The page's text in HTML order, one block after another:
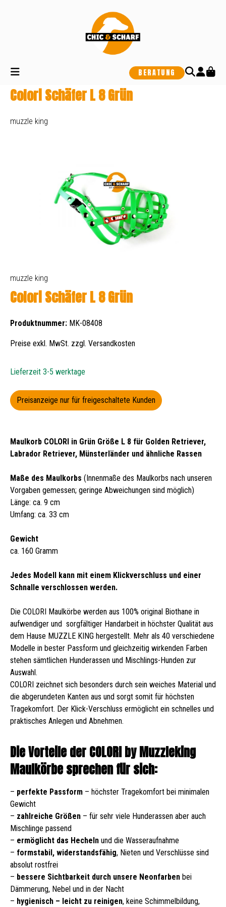
BERATUNG
Colori Schäfer L 8 Grün
muzzle king
muzzle king
Colori Schäfer L 8 Grün
Produktnummer: MK-08408
Preise exkl. MwSt. zzgl. Versandkosten
Lieferzeit 3-5 werktage
Preisanzeige nur für freigeschaltete Kunden
Maulkorb COLORI in Grün Größe L 8 für Golden Retriever,
Labrador Retriever, Münsterländer und ähnliche Rassen
Maße des Maulkorbs (Innenmaße des Maulkorbs nach unseren
Vorgaben gemessen; geringe Abweichungen sind möglich)
Länge: ca. 9 cm
Umfang: ca. 33 cm
Gewicht
ca. 160 Gramm
Jedes Modell kann mit einem Klickverschluss und einer
Schnalle verschlossen werden.
Die COLORI Maulkörbe werden aus 100% original Biothane in
aufwendiger und sorgfältiger Handarbeit in höchster Qualität aus
dem Hause MUZZLE KING hergestellt. Mehr als 40 verschiedene
Modelle in bester Passform und gleichzeitig wirkenden Farben
stehen sämtlichen Hunderassen und Mischlings-Hunden zur
Auswahl.
COLORI zeichnet sich besonders durch sein weiches Material und
die abgerundeten Kanten aus und sorgt somit für höchsten
Tragekomfort. Der Klick-Verschluss ermöglicht ein schnelles und
praktisches Anlegen und Abnehmen.
Die Vorteile der COLORI by Muzzleking
Maulkörbe sprechen für sich:
– perfekte Passform – höchster Tragekomfort bei minimalen
Gewicht
– zahlreiche Größen – für sehr viele Hunderassen aber auch
Mischlinge passend
– ermöglicht das Hecheln und die Wasseraufnahme
– formstabil, widerstandsfähig, Nieten und Verschlüsse sind
absolut rostfrei
– bessere Sichtbarkeit durch unsere Neonfarben bei
Dämmerung, Nebel und in der Nacht
– hygienisch – leicht zu reinigen, keine Schimmelbildung,